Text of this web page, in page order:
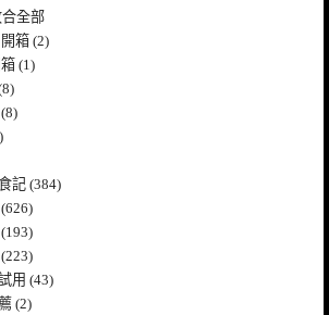
合全部
箱 (2)
(1)
記 (384)
用 (43)
(2)